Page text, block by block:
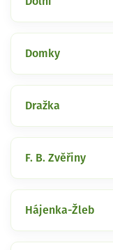
Domky
Dražka
F. B. Zvěřiny
Hájenka-Žleb